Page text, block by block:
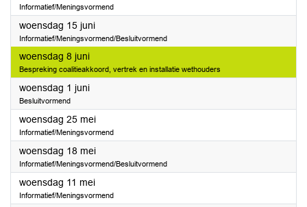
Informatief/Meningsvormend
woensdag 15 juni2022
Informatief/Meningsvormend/Besluitvormend
woensdag 8 juni2022
Bespreking coalitieakkoord, vertrek en installatie wethouders
woensdag 1 juni2022
Besluitvormend
woensdag 25 mei2022
Informatief/Meningsvormend
woensdag 18 mei2022
Informatief/Meningsvormend/Besluitvormend
woensdag 11 mei2022
Informatief/Meningsvormend